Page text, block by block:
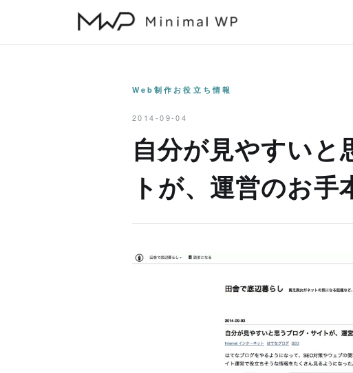
Web制作お役立ち情報
2014-09-04
自分が見やすいと
トが、運営のお手